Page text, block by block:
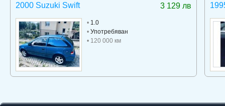
3 129 лв
2000 Suzuki Swift
• 1.0
• Употребяван
• 120 000 км